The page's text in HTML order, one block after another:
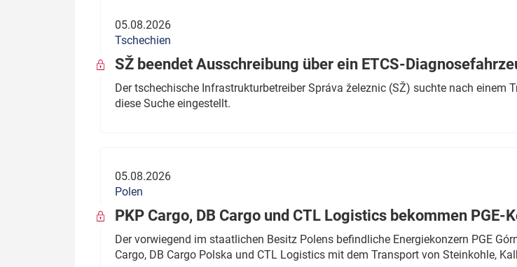
05.08.2026
Tschechien
SŽ beendet Ausschreibung über ein ETCS-
Der tschechische Infrastrukturbetreiber Správa železnic (SŽ) suchte nach
diese Suche eingestellt.
05.08.2026
Polen
PKP Cargo, DB Cargo und CTL Logistics bekommen PGE-
Der vorwiegend im staatlichen Besitz Polens befindliche Energiekonzern PGE
Cargo, DB Cargo Polska und CTL Logistics mit dem Transport von Steinkohle,